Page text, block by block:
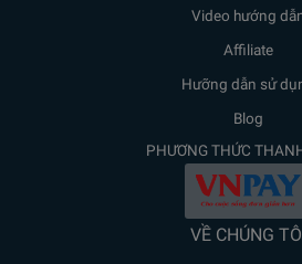
Video hướng
Affiliate
Hưỡng dẫn sử
Blog
PHƯƠNG THỨC
VỀ CHÚNG